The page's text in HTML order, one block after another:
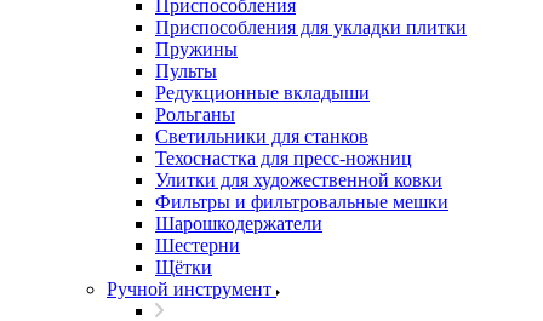
Приспособления
Приспособления для укладки плитки
Пружины
Пульты
Редукционные вкладыши
Рольганы
Светильники для станков
Техоснастка для пресс-ножниц
Улитки для художественной ковки
Фильтры и фильтровальные мешки
Шарошкодержатели
Шестерни
Щётки
Ручной инструмент